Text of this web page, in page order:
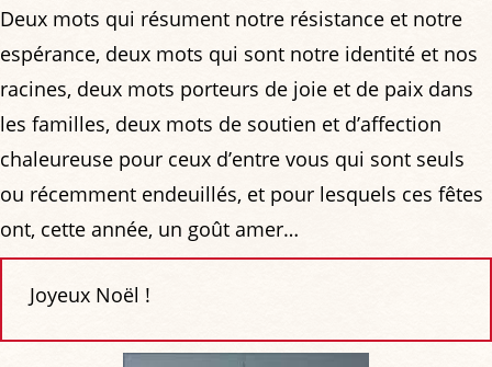
Deux mots qui résument notre résistance et notre
espérance, deux mots qui sont notre identité et nos
racines, deux mots porteurs de joie et de paix dans
les familles, deux mots de soutien et d’affection
chaleureuse pour ceux d’entre vous qui sont seuls
ou récemment endeuillés, et pour lesquels ces fêtes
ont, cette année, un goût amer…
Joyeux Noël !